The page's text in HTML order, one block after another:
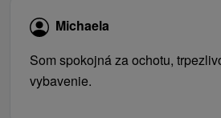
Michaela
Som spokojná za ochotu,
vybavenie.